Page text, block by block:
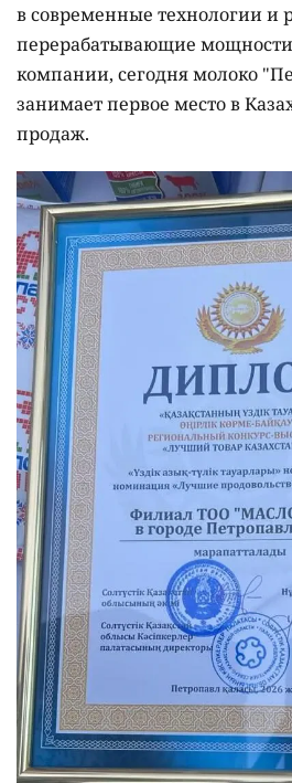
в современные технологии и
перерабатывающие
компании, сегодня молоко
занимает первое место в
продаж.